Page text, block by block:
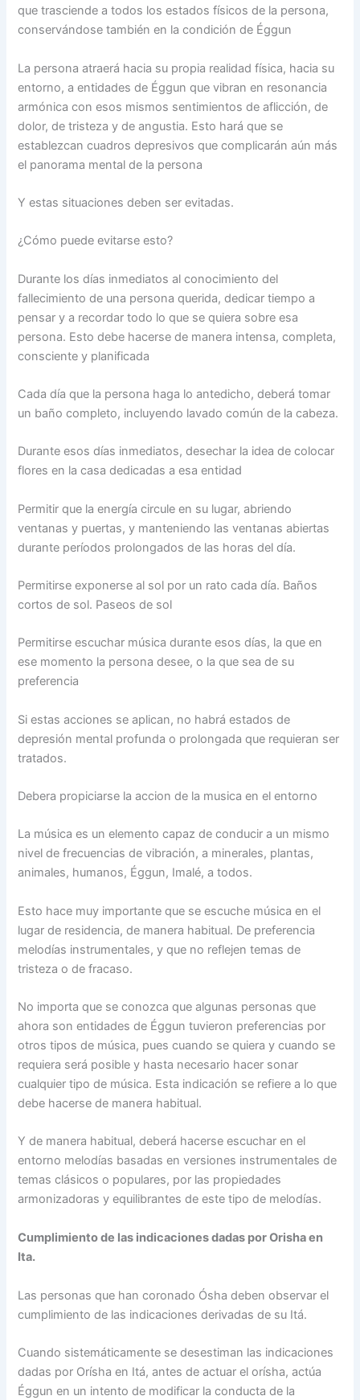
que trasciende a todos los estados físicos de la persona,
conservándose también en la condición de Éggun
La persona atraerá hacia su propia realidad física, hacia su
entorno, a entidades de Éggun que vibran en resonancia
armónica con esos mismos sentimientos de aflicción, de
dolor, de tristeza y de angustia. Esto hará que se
establezcan cuadros depresivos que complicarán aún más
el panorama mental de la persona
Y estas situaciones deben ser evitadas.
¿Cómo puede evitarse esto?
Durante los días inmediatos al conocimiento del
fallecimiento de una persona querida, dedicar tiempo a
pensar y a recordar todo lo que se quiera sobre esa
persona. Esto debe hacerse de manera intensa, completa,
consciente y planificada
Cada día que la persona haga lo antedicho, deberá tomar
un baño completo, incluyendo lavado común de la cabeza.
Durante esos días inmediatos, desechar la idea de colocar
flores en la casa dedicadas a esa entidad
Permitir que la energía circule en su lugar, abriendo
ventanas y puertas, y manteniendo las ventanas abiertas
durante períodos prolongados de las horas del día.
Permitirse exponerse al sol por un rato cada día. Baños
cortos de sol. Paseos de sol
Permitirse escuchar música durante esos días, la que en
ese momento la persona desee, o la que sea de su
preferencia
Si estas acciones se aplican, no habrá estados de
depresión mental profunda o prolongada que requieran ser
tratados.
Debera propiciarse la accion de la musica en el entorno
La música es un elemento capaz de conducir a un mismo
nivel de frecuencias de vibración, a minerales, plantas,
animales, humanos, Éggun, Imalé, a todos.
Esto hace muy importante que se escuche música en el
lugar de residencia, de manera habitual. De preferencia
melodías instrumentales, y que no reflejen temas de
tristeza o de fracaso.
No importa que se conozca que algunas personas que
ahora son entidades de Éggun tuvieron preferencias por
otros tipos de música, pues cuando se quiera y cuando se
requiera será posible y hasta necesario hacer sonar
cualquier tipo de música. Esta indicación se refiere a lo que
debe hacerse de manera habitual.
Y de manera habitual, deberá hacerse escuchar en el
entorno melodías basadas en versiones instrumentales de
temas clásicos o populares, por las propiedades
armonizadoras y equilibrantes de este tipo de melodías.
Cumplimiento de las indicaciones dadas por Orisha en
Ita.
Las personas que han coronado Ósha deben observar el
cumplimiento de las indicaciones derivadas de su Itá.
Cuando sistemáticamente se desestiman las indicaciones
dadas por Orísha en Itá, antes de actuar el orísha, actúa
Éggun en un intento de modificar la conducta de la